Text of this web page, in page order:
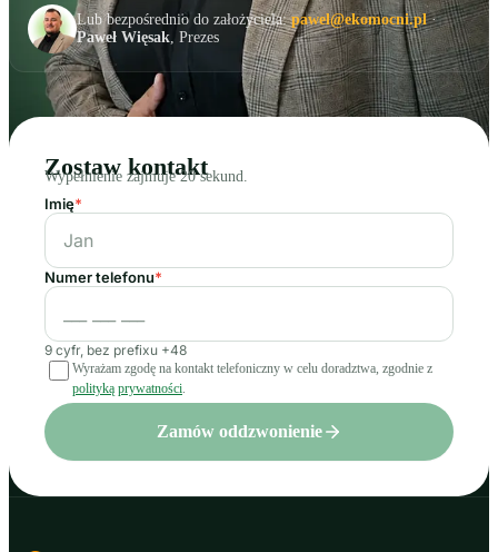
Lub bezpośrednio do założyciela:pawel@ekomocni.pl·
Paweł Więsak, Prezes
Zostaw kontakt
Wypełnienie zajmuje 20 sekund.
Imię*
Numer telefonu*
9 cyfr, bez prefixu +48
Wyrażam zgodę na kontakt telefoniczny w celu doradztwa, zgodnie z
polityką prywatności.
Zamów oddzwonienie